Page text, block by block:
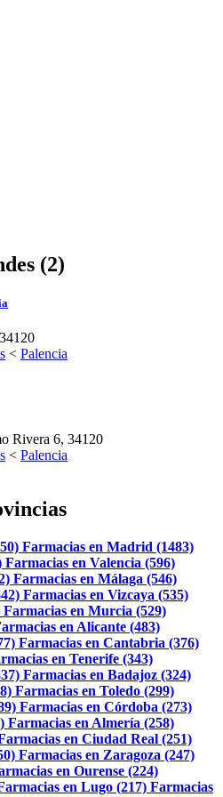
(2)
< Palencia
Rivera 6, 34120
< Palencia
Farmacias en Madrid (1483)
Farmacias en Valencia (596)
Farmacias en Málaga (546)
Farmacias en Vizcaya (535)
Farmacias en Murcia (529)
en Alicante (483)
Farmacias en Cantabria (376)
en Tenerife (343)
Farmacias en Badajoz (324)
Farmacias en Toledo (299)
Farmacias en Córdoba (273)
Farmacias en Almería (258)
en Ciudad Real (251)
Farmacias en Zaragoza (247)
en Ourense (224)
en Lugo (217) Farmacias